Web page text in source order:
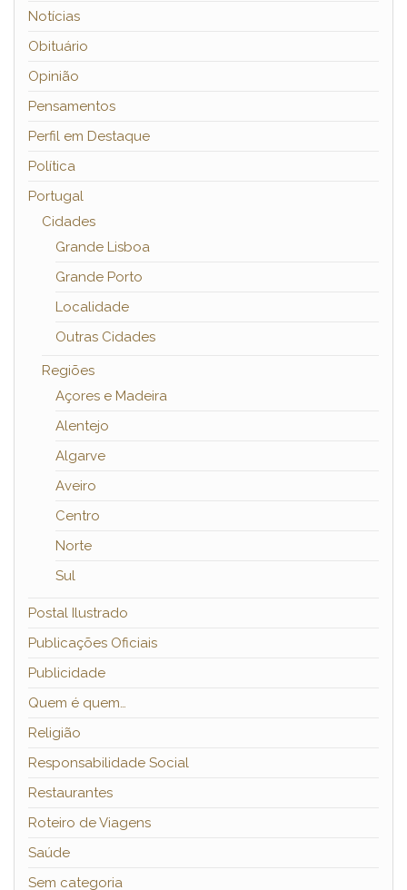
Notícias
Obituário
Opinião
Pensamentos
Perfil em Destaque
Política
Portugal
Cidades
Grande Lisboa
Grande Porto
Localidade
Outras Cidades
Regiões
Açores e Madeira
Alentejo
Algarve
Aveiro
Centro
Norte
Sul
Postal Ilustrado
Publicações Oficiais
Publicidade
Quem é quem…
Religião
Responsabilidade Social
Restaurantes
Roteiro de Viagens
Saúde
Sem categoria